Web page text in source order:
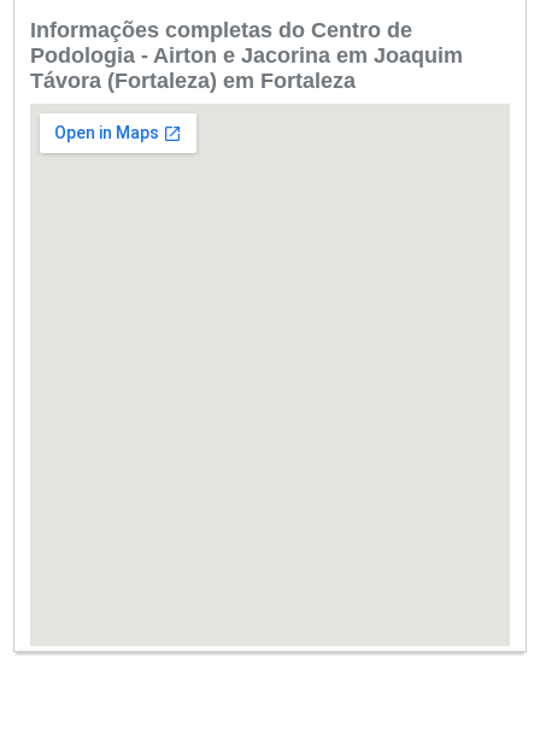
Informações completas do Centro de
Podologia - Airton e Jacorina em Joaquim
Távora (Fortaleza) em Fortaleza